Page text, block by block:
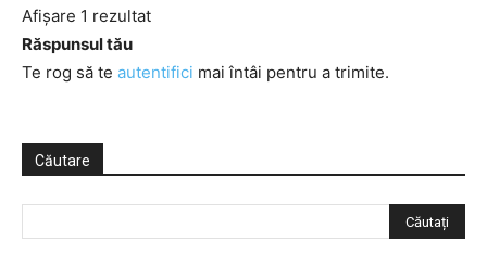
Afișare 1 rezultat
Răspunsul tău
Te rog să te autentifici mai întâi pentru a trimite.
Căutare